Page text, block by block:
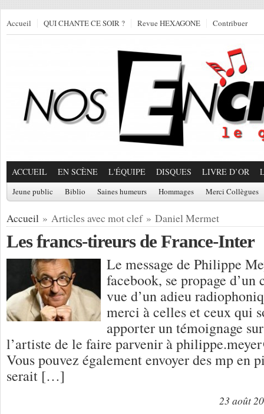
Accueil QUI CHANTE CE SOIR ? Revue HEXAGONE Contribuer
ACCUEIL EN SCÈNE L'ÉQUIPE DISQUES LIVRE D’OR
Jeune public Biblio Saines humeurs Hommages Merci Collègues
Accueil » Articles avec mot clef » Daniel Mermet
Les francs-tireurs de France-Inter
Le message de Philippe
facebook, se propage
vue d’un adieu
merci à celles et ceux qui
apporter un témoignage
l’artiste de le faire parvenir à
Vous pouvez également envoyer des mp en
serait […]
23 août